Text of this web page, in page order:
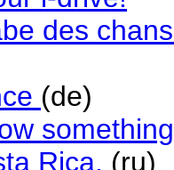
des
(de)
Rica. (ru)